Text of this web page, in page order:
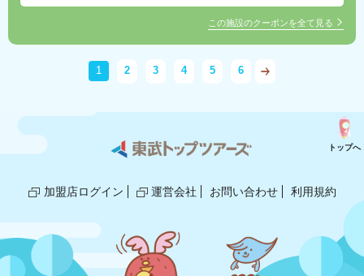
この施設のクーポンを全て見る
1 2 3 4 5 6
加盟店ログイン 運営会社 お問い合わせ 利用規約
トップへ